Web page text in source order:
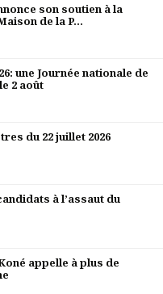
son soutien à la
de la P...
une Journée nationale de
2 août
du 22 juillet 2026
à l’assaut du
appelle à plus de